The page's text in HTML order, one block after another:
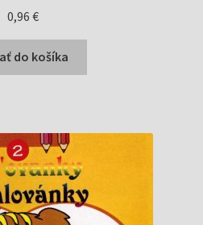
0,96 €
do košíka